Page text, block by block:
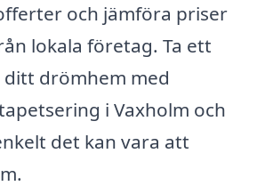
och jämföra priser
lokala företag. Ta ett
drömhem med
i Vaxholm och
det kan vara att